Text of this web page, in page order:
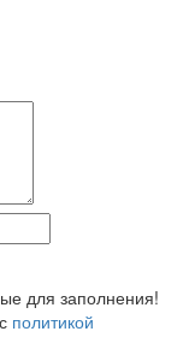
для заполнения!
политикой